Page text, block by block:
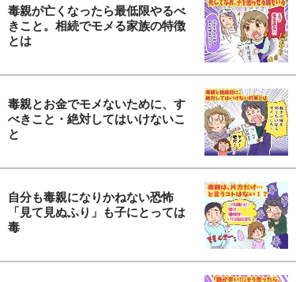
毒親が亡くなったら最低限やるべ
きこと。相続でモメる家族の特徴
とは
毒親とお金でモメないために、す
べきこと・絶対してはいけないこ
と
自分も毒親になりかねない恐怖
「見て見ぬふり」も子にとっては
毒